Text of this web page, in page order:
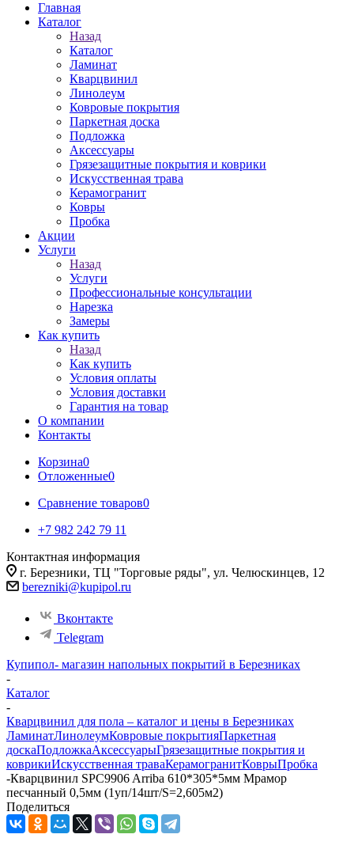
Главная
Каталог
Назад
Каталог
Ламинат
Кварцвинил
Линолеум
Ковровые покрытия
Паркетная доска
Подложка
Аксессуары
Грязезащитные покрытия и коврики
Искусственная трава
Керамогранит
Ковры
Пробка
Акции
Услуги
Назад
Услуги
Профессиональные консультации
Нарезка
Замеры
Как купить
Назад
Как купить
Условия оплаты
Условия доставки
Гарантия на товар
О компании
Контакты
Корзина0
Отложенные0
Сравнение товаров0
+7 982 242 79 11
Контактная информация
г. Березники, ТЦ "Торговые ряды", ул. Челюскинцев, 12
berezniki@kupipol.ru
Вконтакте
Telegram
Купипол- магазин напольных покрытий в Березниках
-
Каталог
-
Кварцвинил для пола – каталог и цены в Березниках
ЛаминатЛинолеумКовровые покрытияПаркетная
доскаПодложкаАксессуарыГрязезащитные покрытия и
коврикиИскусственная траваКерамогранитКоврыПробка
-Кварцвинил SPC9906 Arriba 610*305*5мм Мрамор
песчанный 0,5мм (1уп/14шт/S=2,605м2)
Поделиться